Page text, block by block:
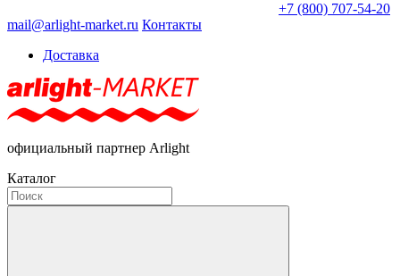
+7 (800) 707-54-20
mail@arlight-market.ru Контакты
Доставка
официальный партнер Arlight
Каталог